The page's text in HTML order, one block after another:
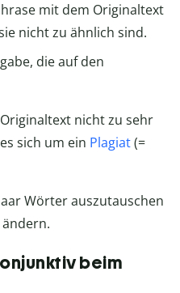
mit dem Originaltext
nicht zu ähnlich sind.
die auf den
nicht zu sehr
sich um ein Plagiat(=
Wörter auszutauschen
beim